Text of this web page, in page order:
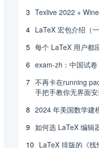
3 Texlive 2022 +
4 LaTeX 宏包介绍（
5 每个 LaTeX 用户都
6 exam-zh：中国试
7 不再卡在running
手把手教你无界面
8 2024 年美国数学建
9 如何选 LaTeX 编辑
10 LaTeX 排版的《线